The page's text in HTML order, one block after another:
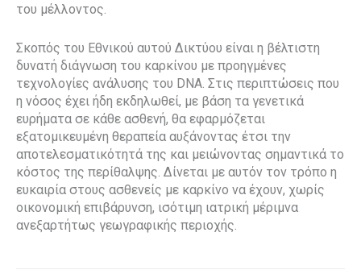
του μέλλοντος.
Σκοπός του Εθνικού αυτού Δικτύου είναι η βέλτιστη
δυνατή διάγνωση του καρκίνου με προηγμένες
τεχνολογίες ανάλυσης του DNA. Στις περιπτώσεις που
η νόσος έχει ήδη εκδηλωθεί, με βάση τα γενετικά
ευρήματα σε κάθε ασθενή, θα εφαρμόζεται
εξατομικευμένη θεραπεία αυξάνοντας έτσι την
αποτελεσματικότητά της και μειώνοντας σημαντικά το
κόστος της περίθαλψης. Δίνεται με αυτόν τον τρόπο η
ευκαιρία στους ασθενείς με καρκίνο να έχουν, χωρίς
οικονομική επιβάρυνση, ισότιμη ιατρική μέριμνα
ανεξαρτήτως γεωγραφικής περιοχής.